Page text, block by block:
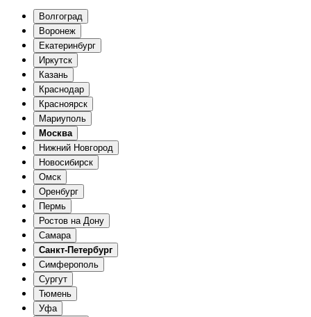
Волгоград
Воронеж
Екатеринбург
Иркутск
Казань
Краснодар
Красноярск
Мариуполь
Москва
Нижний Новгород
Новосибирск
Омск
Оренбург
Пермь
Ростов на Дону
Самара
Санкт-Петербург
Симферополь
Сургут
Тюмень
Уфа